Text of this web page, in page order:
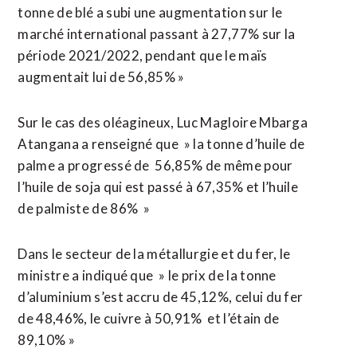
tonne de blé a subi une augmentation sur le
marché international passant à 27,77% sur la
période 2021/2022, pendant que le maïs
augmentait lui de 56,85% »
Sur le cas des oléagineux, Luc Magloire Mbarga
Atangana a renseigné que » la tonne d’huile de
palme a progressé de 56,85% de même pour
l’huile de soja qui est passé à 67,35% et l’huile
de palmiste de 86% »
Dans le secteur de la métallurgie et du fer, le
ministre a indiqué que » le prix de la tonne
d’aluminium s’est accru de 45,12%, celui du fer
de 48,46%, le cuivre à 50,91% et l’étain de
89,10% »